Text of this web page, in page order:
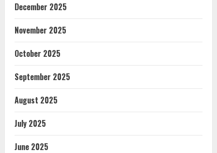
December 2025
November 2025
October 2025
September 2025
August 2025
July 2025
June 2025